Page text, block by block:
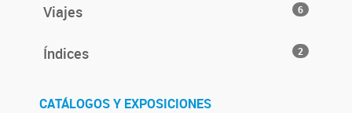
Viajes 6
Índices 2
CATÁLOGOS Y EXPOSICIONES